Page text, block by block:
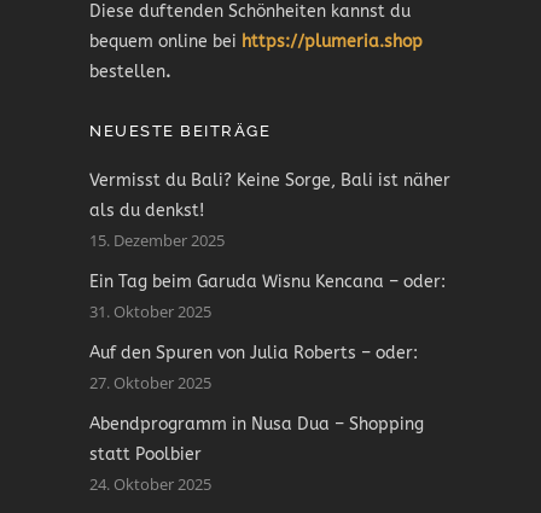
Diese duftenden Schönheiten kannst du
bequem online bei https://plumeria.shop
bestellen.
NEUESTE BEITRÄGE
Vermisst du Bali? Keine Sorge, Bali ist näher
als du denkst!
15. Dezember 2025
Ein Tag beim Garuda Wisnu Kencana – oder:
31. Oktober 2025
Auf den Spuren von Julia Roberts – oder:
27. Oktober 2025
Abendprogramm in Nusa Dua – Shopping
statt Poolbier
24. Oktober 2025